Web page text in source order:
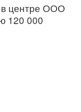
в центре ООО
120 000